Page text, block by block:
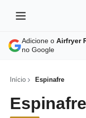
Adicione o Airfryer
no Google
Início Espinafre
Espinafre